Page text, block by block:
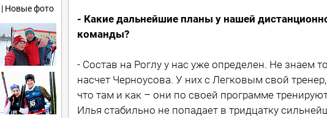
| Новые фото
- Какие дальнейшие планы у нашей
команды?
- Состав на Роглу у нас уже определен. Не знаем
насчет Черноусова. У них с Легковым свой
что там и как – они по своей программе
Илья стабильно не попадает в тридцатку